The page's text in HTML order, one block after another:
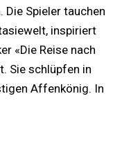
Die Spieler tauchen
inspiriert
«Die Reise nach
Sie schlüpfen in
Affenkönig. In